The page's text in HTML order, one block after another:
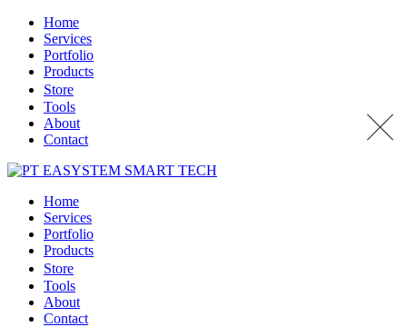
Home
Services
Portfolio
Products
Store
Tools
About
Contact
Home
Services
Portfolio
Products
Store
Tools
About
Contact